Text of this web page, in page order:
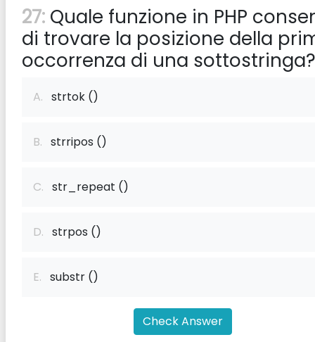
27: Quale funzione in PHP
di trovare la posizione della
occorrenza di una sottostringa?
A. strtok ()
B. strripos ()
C. str_repeat ()
D. strpos ()
E. substr ()
Check Answer